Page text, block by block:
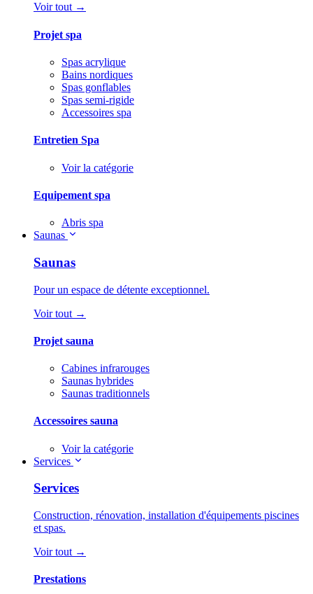
Voir tout →
Projet spa
Spas acrylique
Bains nordiques
Spas gonflables
Spas semi-rigide
Accessoires spa
Entretien Spa
Voir la catégorie
Equipement spa
Abris spa
Saunas
Saunas
Pour un espace de détente exceptionnel.
Voir tout →
Projet sauna
Cabines infrarouges
Saunas hybrides
Saunas traditionnels
Accessoires sauna
Voir la catégorie
Services
Services
Construction, rénovation, installation d'équipements piscines
et spas.
Voir tout →
Prestations